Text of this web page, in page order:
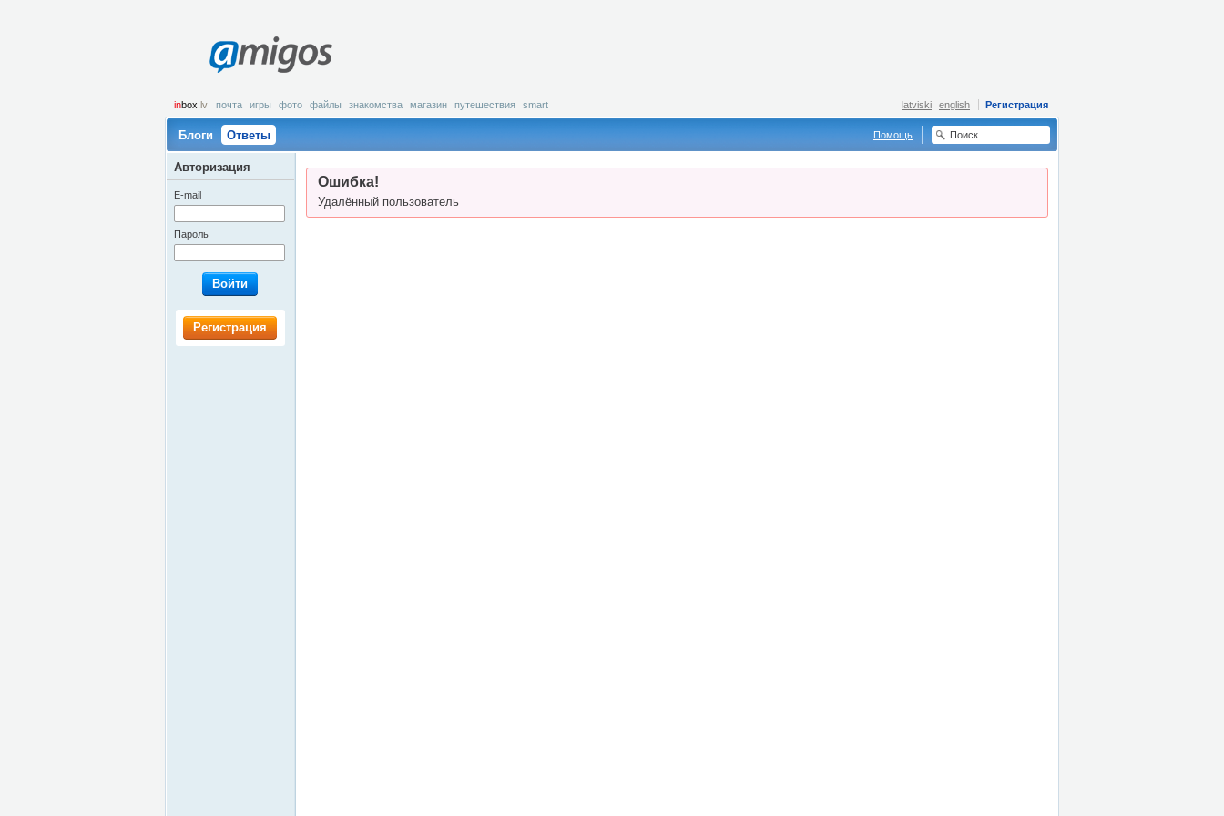
amigos
inbox .lv почта игры фото файлы знакомства магазин путешествия smart Регистрация
latviski english
Блоги Ответы Помощь
Ошибка!
Удалённый пользователь
Авторизация
E-mail
Пароль
Войти
Регистрация